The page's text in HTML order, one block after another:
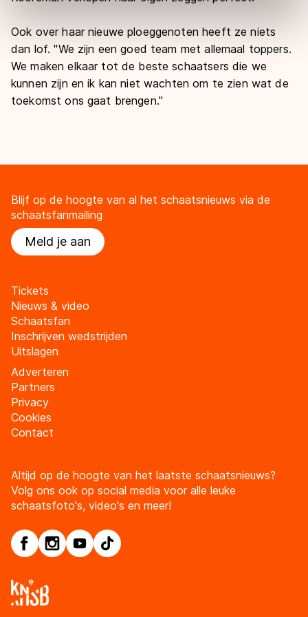
overdracht. Meer informatie vindt u in onscookiebeleid
Ook over haar nieuwe ploeggenoten heeft ze niets
dan lof. "We zijn een goed team met allemaal toppers.
We maken elkaar tot de beste schaatsers die we
kunnen zijn en ik kan niet wachten om te zien wat de
toekomst ons gaat brengen."
Blijf op de hoogte van al het schaatsnieuws via de
schaatsfanmailing
Meld je aan
Tickets
Nieuws & video
Schaatsfan
Inschrijven wedstrijden
Uitslagen
Adverteren
Partners
Privacy
Cookies
Contact
Altijd op de hoogte van het laatste schaatsnieuws?
Volg ons ook op social media voor alle leuke
schaatsfoto's, video's en meer!